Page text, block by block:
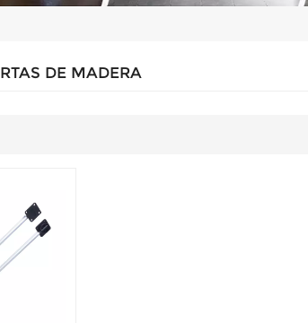
DE MADERA